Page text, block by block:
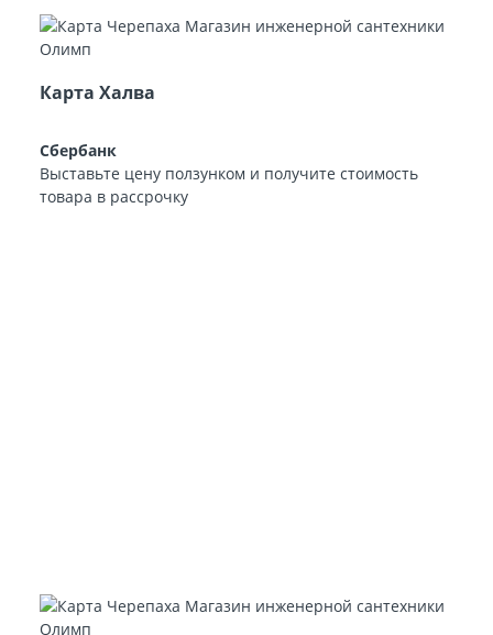
Карта Халва
Сбербанк
Выставьте цену ползунком и получите стоимость
товара в рассрочку